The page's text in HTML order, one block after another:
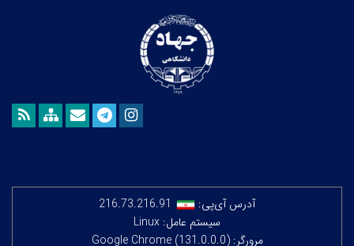
آدرس آی‌پی:
216.73.216.91
سیستم عامل: Linux
مرورگر: Google Chrome (131.0.0.0)